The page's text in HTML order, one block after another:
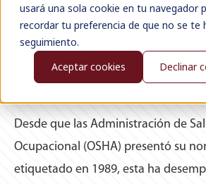
usará una sola cookie en tu navegador
recordar tu preferencia de que no se te
seguimiento.
Aceptar cookies
Declinar
Desde que las Administración de
Ocupacional (OSHA) presentó su
etiquetado en 1989, esta ha